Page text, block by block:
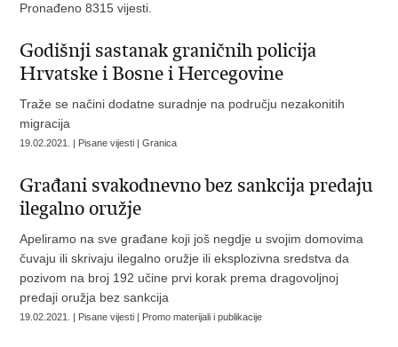
Pronađeno 8315 vijesti.
Godišnji sastanak graničnih policija
Hrvatske i Bosne i Hercegovine
Traže se načini dodatne suradnje na području nezakonitih
migracija
19.02.2021. | Pisane vijesti | Granica
Građani svakodnevno bez sankcija predaju
ilegalno oružje
Apeliramo na sve građane koji još negdje u svojim domovima
čuvaju ili skrivaju ilegalno oružje ili eksplozivna sredstva da
pozivom na broj 192 učine prvi korak prema dragovoljnoj
predaji oružja bez sankcija
19.02.2021. | Pisane vijesti | Promo materijali i publikacije